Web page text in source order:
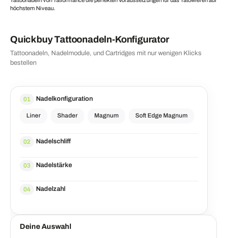
höchstem Niveau.
Quickbuy Tattoonadeln-Konfigurator
Tattoonadeln, Nadelmodule, und Cartridges mit nur wenigen Klicks
bestellen
01 Nadelkonfiguration
Liner Shader Magnum Soft Edge Magnum
02 Nadelschliff
03 Nadelstärke
04 Nadelzahl
Deine Auswahl